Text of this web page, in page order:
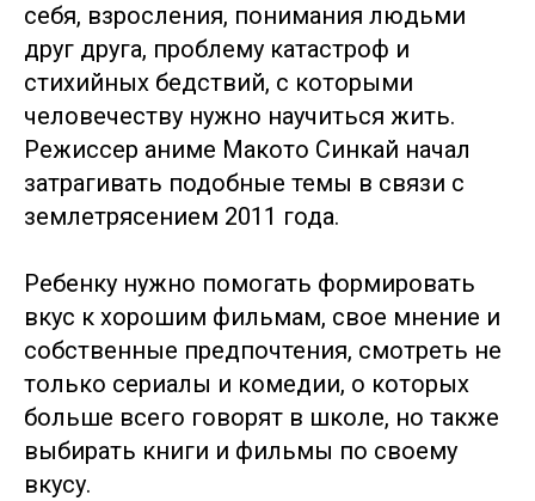
себя, взросления, понимания людьми
друг друга, проблему катастроф и
стихийных бедствий, с которыми
человечеству нужно научиться жить.
Режиссер аниме Макото Синкай начал
затрагивать подобные темы в связи с
землетрясением 2011 года.
Ребенку нужно помогать формировать
вкус к хорошим фильмам, свое мнение и
собственные предпочтения, смотреть не
только сериалы и комедии, о которых
больше всего говорят в школе, но также
выбирать книги и фильмы по своему
вкусу.
Кандидатам
Клиентам
Об агентстве
Об агентстве
Кого подбираем
Кого подбираем
Заказать звонок
УСЛУГИ
в загородный дом
в загородный дом
Бизнес ассистенты,
Бизнес ассистенты,
Личные повара в
семью с проживанием и
Личные повара в
семью с проживанием и
Русские няни, гувернантки,
репетиторы
Русские няни, гувернантки,
репетиторы